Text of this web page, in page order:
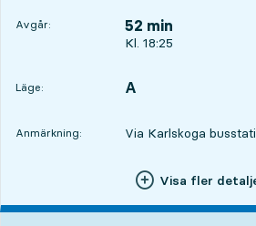
Avgår: 52 min
Avgår, Kl. 18:25, om
Kl. 18:25
Läge:
LÄGE, A
,
Anmärkning: Via Karlskoga
Visa fler